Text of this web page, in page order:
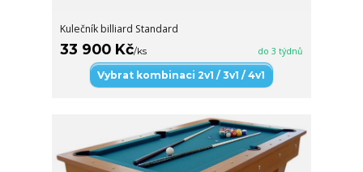
Kulečník billiard Standard
33 900 Kč/ks do 3 týdnů
Vybrat kombinaci 2v1 / 3v1 / 4v1